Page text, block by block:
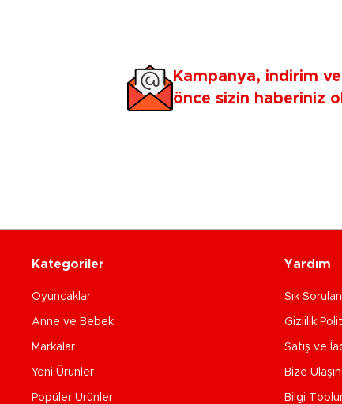
Kampanya, indirim
önce sizin haberiniz
Kategoriler
Oyuncaklar
Anne ve Bebek
Markalar
Yeni Ürünler
Popüler Ürünler
Yardım
Sık
Gizlilik
Satış ve
Bize Ulaşın
Bilgi